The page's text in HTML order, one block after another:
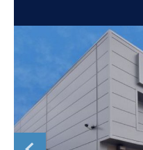
Russia
Slovakia
Slovenia
Spain